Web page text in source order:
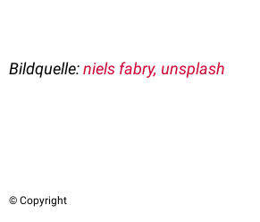
Bildquelle:niels fabry, unsplash
© Copyright